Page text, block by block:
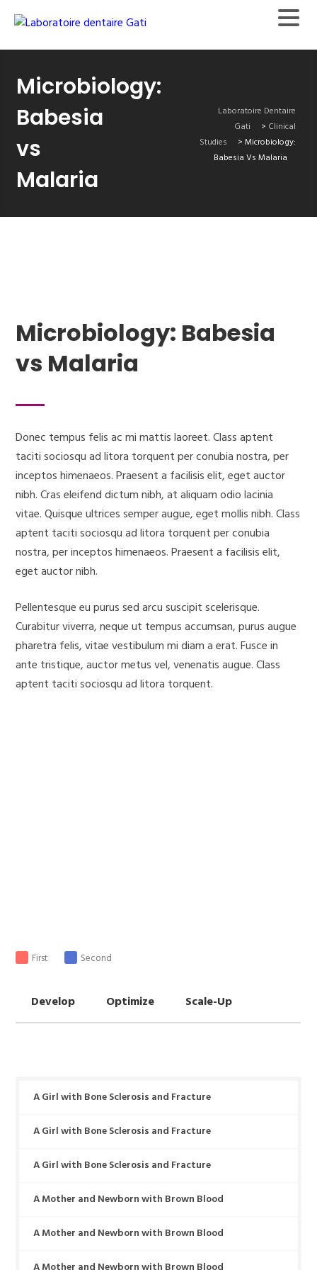
Microbiology:
Babesia
vs
Malaria
Laboratoire Dentaire
Gati
> Clinical
Studies
> Microbiology:
Babesia Vs Malaria
Microbiology: Babesia
vs Malaria
Donec tempus felis ac mi mattis laoreet. Class aptent
taciti sociosqu ad litora torquent per conubia nostra, per
inceptos himenaeos. Praesent a facilisis elit, eget auctor
nibh. Cras eleifend dictum nibh, at aliquam odio lacinia
vitae. Quisque ultrices semper augue, eget mollis nibh. Class
aptent taciti sociosqu ad litora torquent per conubia
nostra, per inceptos himenaeos. Praesent a facilisis elit,
eget auctor nibh.
Pellentesque eu purus sed arcu suscipit scelerisque.
Curabitur viverra, neque ut tempus accumsan, purus augue
pharetra felis, vitae vestibulum mi diam a erat. Fusce in
ante tristique, auctor metus vel, venenatis augue. Class
aptent taciti sociosqu ad litora torquent.
First Second
Develop Optimize Scale-Up
A Girl with Bone Sclerosis and Fracture
A Girl with Bone Sclerosis and Fracture
A Girl with Bone Sclerosis and Fracture
A Mother and Newborn with Brown Blood
A Mother and Newborn with Brown Blood